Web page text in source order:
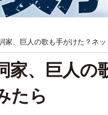
家、巨人の歌も手がけた？ネ
家、巨人の
たら